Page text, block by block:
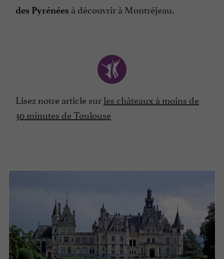
des Pyrénées à découvrir à Montréjeau.
Lisez notre article surles châteaux à moins de
30 minutes de Toulouse